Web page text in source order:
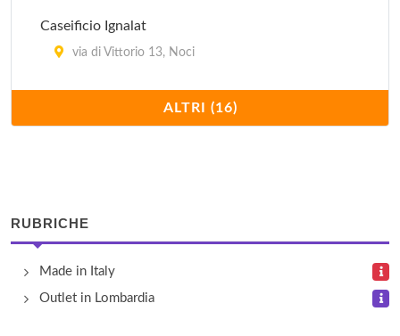
Caseificio Ignalat
via di Vittorio 13, Noci
via 3 Novembre 22, Castellana Grotte
Fashion District Molfetta Outlet
via dei Portuali 12, Molfetta
ALTRI (16)
RUBRICHE
Made in Italy
Outlet in Lombardia